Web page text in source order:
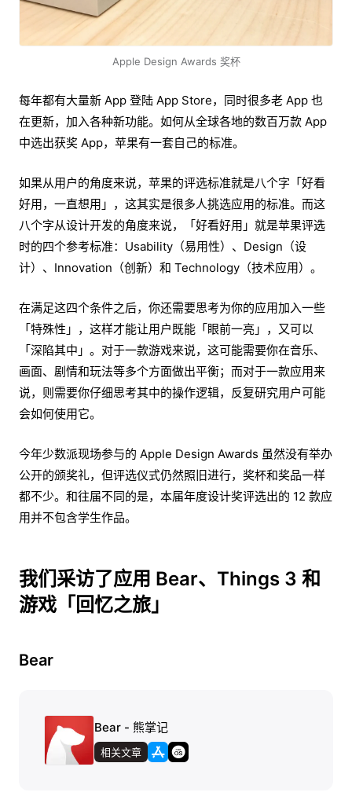
Apple Design Awards 奖杯
每年都有大量新 App 登陆 App Store，同时很多老 App 也
在更新，加入各种新功能。如何从全球各地的数百万款 App
中选出获奖 App，苹果有一套自己的标准。
如果从用户的角度来说，苹果的评选标准就是八个字「好看
好用，一直想用」，这其实是很多人挑选应用的标准。而这
八个字从设计开发的角度来说，「好看好用」就是苹果评选
时的四个参考标准：Usability（易用性）、Design（设
计）、Innovation（创新）和 Technology（技术应用）。
在满足这四个条件之后，你还需要思考为你的应用加入一些
「特殊性」，这样才能让用户既能「眼前一亮」，又可以
「深陷其中」。对于一款游戏来说，这可能需要你在音乐、
画面、剧情和玩法等多个方面做出平衡；而对于一款应用来
说，则需要你仔细思考其中的操作逻辑，反复研究用户可能
会如何使用它。
今年少数派现场参与的 Apple Design Awards 虽然没有举办
公开的颁奖礼，但评选仪式仍然照旧进行，奖杯和奖品一样
都不少。和往届不同的是，本届年度设计奖评选出的 12 款应
用并不包含学生作品。
我们采访了应用 Bear、Things 3 和
游戏「回忆之旅」
Bear
Bear - 熊掌记
相关文章